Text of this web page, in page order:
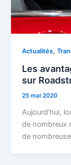
Actualités,
Les
sur
25 mai 2020
Aujourd’hui,
de nombreux
de